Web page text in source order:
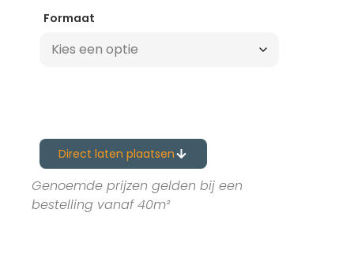
Formaat
Direct laten plaatsen
Genoemde prijzen gelden bij een
bestelling vanaf 40m²